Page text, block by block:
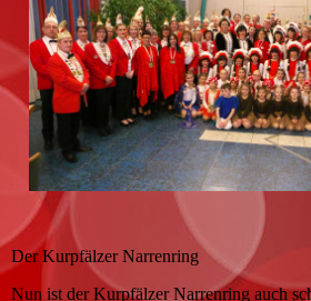
Der Kurpfälzer Narrenring
Nun ist der Kurpfälzer Narrenring auch